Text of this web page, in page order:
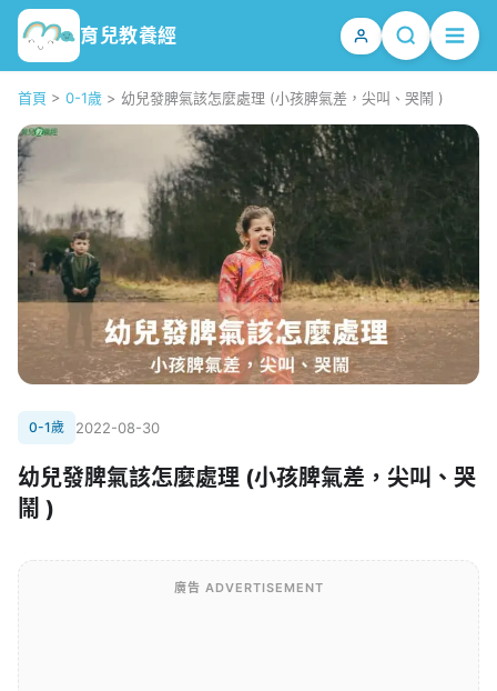
育兒教養經
首頁 > 0-1歲 > 幼兒發脾氣該怎麼處理 (小孩脾氣差，尖叫、哭鬧 )
0-1歲 2022-08-30
幼兒發脾氣該怎麼處理 (小孩脾氣差，尖叫、哭
鬧 )
廣告 ADVERTISEMENT